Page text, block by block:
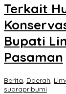
Terkait
Bupati
Pasaman
Berita, Daerah,
suarapribumi